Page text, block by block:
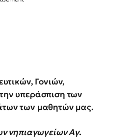
Γονιών,
υπεράσπιση των
των μαθητών μας.
νηπιαγωγείων Αγ.